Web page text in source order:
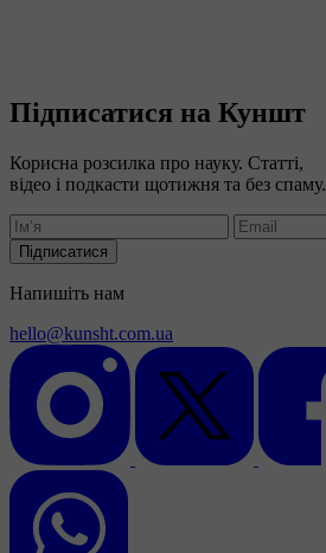
Підписатися на Куншт
Корисна розсилка про науку. Статті,
відео і подкасти щотижня та без спаму.
Підписатися
Напишіть нам
hello@kunsht.com.ua